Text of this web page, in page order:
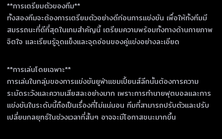
**การเตรียมตัวของทีม**
ทั้งสองทีมจะต้องการเตรียมตัวอย่างดีก่อนการแข่งขัน เพื่อให้ทั้งทีมมี
สมรรถนะที่ดีที่สุดในเกมสำคัญนี้ เตรียมความพร้อมทั้งทางด้านกายภาพ
จิตใจ และเรียนรู้จุดแข็งและจุดอ่อนของคู่แข่งอย่างละเอียด
**การเล่นโดยเฉพาะ**
การเล่นในกลุ่มของการแข่งขันยูฟ่าแชมเปี้ยนส์ลีกนั้นต้องการความ
ระมัดระวังและความเสียสละอย่างมาก เพราะการทำนายฟุตบอลและการ
แข่งขันในระดับนี้ถือเป็นเรื่องที่ไม่แน่นอน ทีมที่สามารถปรับตัวและปรับ
เปลี่ยนกลยุทธ์ในช่วงเวลาที่สั้นๆ อาจจะมีโอกาสชนะมากขึ้น